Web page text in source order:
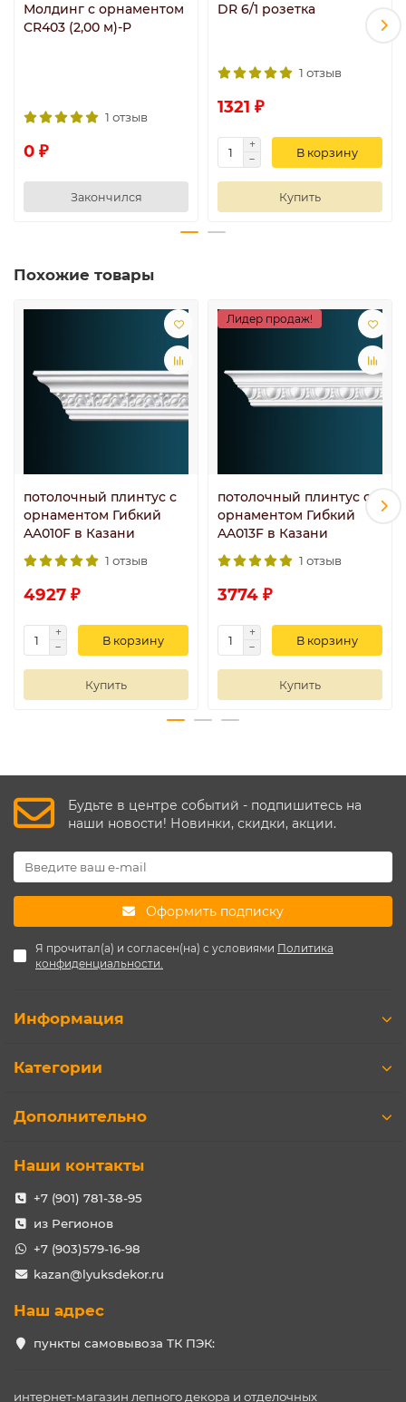
Молдинг с орнаментом
CR403 (2,00 м)-P
1 отзыв
0 ₽
Закончился
DR 6/1 розетка
1 отзыв
1321 ₽
В корзину
Купить
Похожие товары
потолочный плинтус с
орнаментом Гибкий
AA010F в Казани
1 отзыв
4927 ₽
В корзину
Купить
Лидер продаж!
потолочный плинтус с
орнаментом Гибкий
AA013F в Казани
1 отзыв
3774 ₽
В корзину
Купить
Будьте в центре событий - подпишитесь на
наши новости! Новинки, скидки, акции.
Оформить подписку
Я прочитал(а) и согласен(на) с условиями Политика
конфиденциальности.
Информация
Категории
Дополнительно
Наши контакты
+7 (901) 781-38-95
из Регионов
+7 (903)579-16-98
kazan@lyuksdekor.ru
Наш адрес
пункты самовывоза ТК ПЭК:
интернет-магазин лепного декора и отделочных